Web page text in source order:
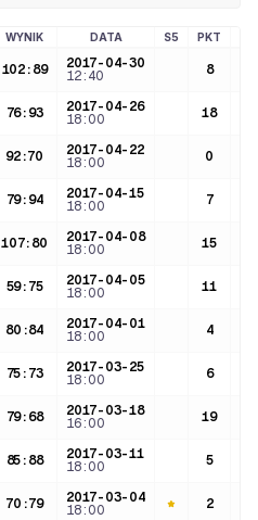
WYNIK DATA S5 PKT
102: 89
2017-04-30
12:40
8
76: 93
2017-04-26
18:00
18
92:70
2017-04-22
18:00
0
79: 94
2017-04-15
18:00
7
107: 80
2017-04-08
18:00
15
59: 75
2017-04-05
18:00
11
80 :84
2017-04-01
18:00
4
75 : 73
2017-03-25
18:00
6
79: 68
2017-03-18
16:00
19
85 : 88
2017-03-11
18:00
5
70 :79
2017-03-04
18:00
2